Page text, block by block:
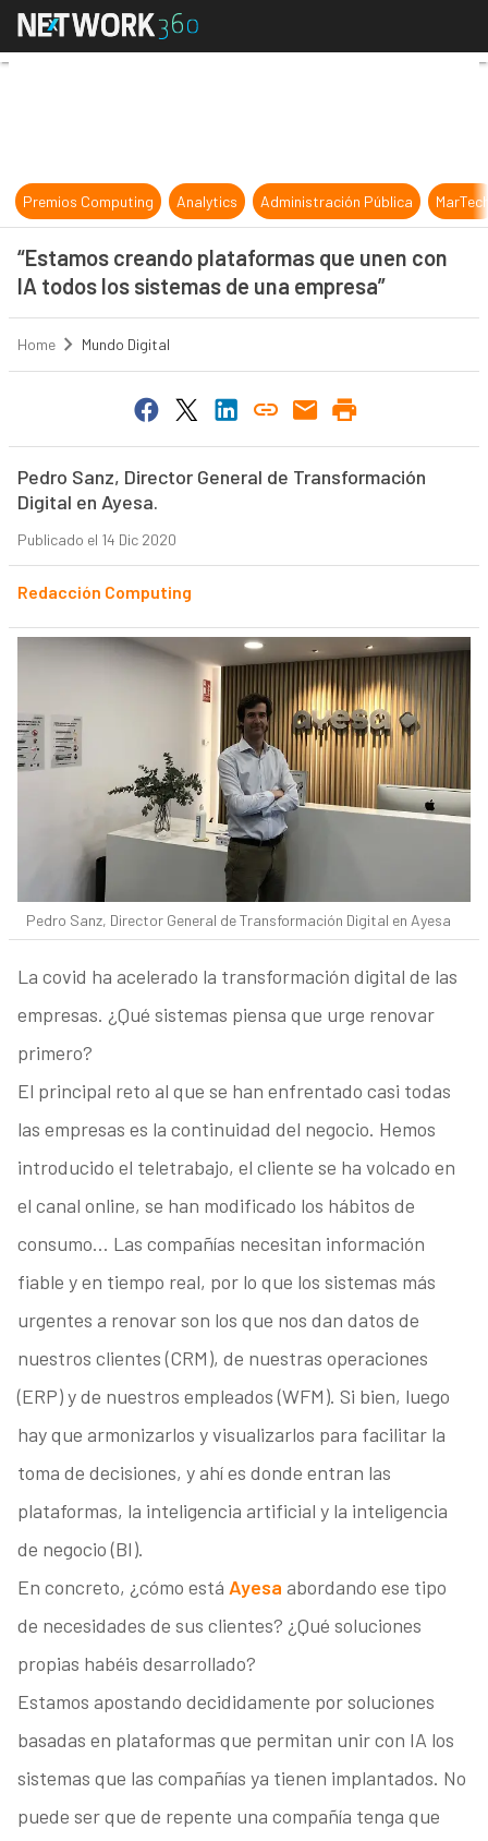
“Estamos creando plataformas
Premios Computing Analytics Administración Pública
“Estamos creando plataformas que unen con
IA todos los sistemas de una empresa”
Home Mundo Digital
Pedro Sanz, Director General de Transformación
Digital en Ayesa.
Publicado el 14 Dic 2020
Redacción Computing
Pedro Sanz, Director General de Transformación Digital en Ayesa
La covid ha acelerado la transformación digital de las
empresas. ¿Qué sistemas piensa que urge renovar
primero?
El principal reto al que se han enfrentado casi todas
las empresas es la continuidad del negocio. Hemos
introducido el teletrabajo, el cliente se ha volcado en
el canal online, se han modificado los hábitos de
consumo… Las compañías necesitan información
fiable y en tiempo real, por lo que los sistemas más
urgentes a renovar son los que nos dan datos de
nuestros clientes (CRM), de nuestras operaciones
(ERP) y de nuestros empleados (WFM). Si bien, luego
hay que armonizarlos y visualizarlos para facilitar la
toma de decisiones, y ahí es donde entran las
plataformas, la inteligencia artificial y la inteligencia
de negocio (BI).
En concreto, ¿cómo está Ayesa abordando ese tipo
de necesidades de sus clientes? ¿Qué soluciones
propias habéis desarrollado?
Estamos apostando decididamente por soluciones
basadas en plataformas que permitan unir con IA los
sistemas que las compañías ya tienen implantados. No
puede ser que de repente una compañía tenga que